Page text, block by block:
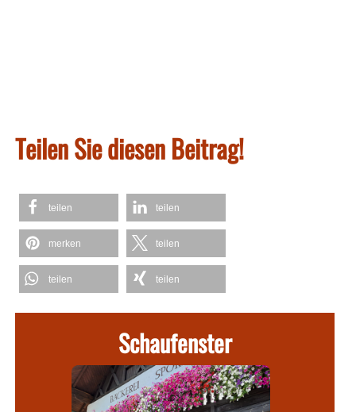
Teilen Sie diesen Beitrag!
teilen teilen
merken teilen
teilen teilen
Schaufenster